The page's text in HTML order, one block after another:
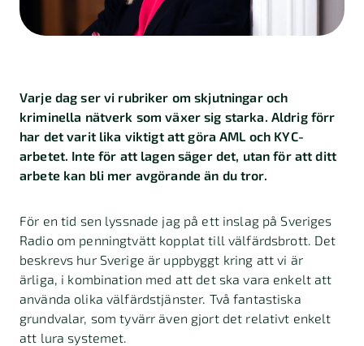
Varje dag ser vi rubriker om skjutningar och
kriminella nätverk som växer sig starka. Aldrig förr
har det varit lika viktigt att göra AML och KYC-
arbetet. Inte för att lagen säger det, utan för att ditt
arbete kan bli mer avgörande än du tror.
För en tid sen lyssnade jag på ett inslag på Sveriges
Radio om penningtvätt kopplat till välfärdsbrott. Det
beskrevs hur Sverige är uppbyggt kring att vi är
ärliga, i kombination med att det ska vara enkelt att
använda olika välfärdstjänster. Två fantastiska
grundvalar, som tyvärr även gjort det relativt enkelt
att lura systemet.